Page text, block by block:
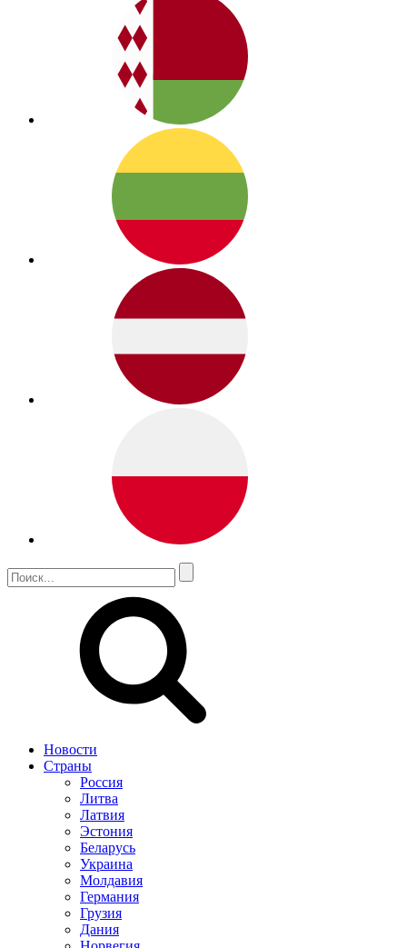
Новости
Страны
Россия
Литва
Латвия
Эстония
Беларусь
Украина
Молдавия
Германия
Грузия
Дания